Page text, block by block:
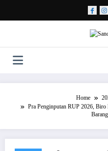
content
Home
Pra Penginputan RUP 2026, Biro